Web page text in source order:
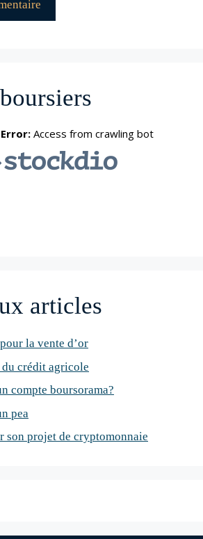
articles
la vente d’or
crédit agricole
compte boursorama?
pea
son projet de cryptomonnaie